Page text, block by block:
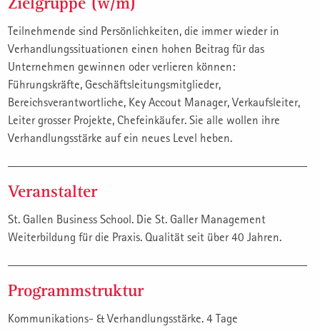
Teilnehmende sind Persönlichkeiten, die immer wieder in
Verhandlungssituationen einen hohen Beitrag für das
Unternehmen gewinnen oder verlieren können:
Führungskräfte, Geschäftsleitungsmitglieder,
Bereichsverantwortliche, Key Accout Manager, Verkaufsleiter,
Leiter grosser Projekte, Chefeinkäufer. Sie alle wollen ihre
Verhandlungsstärke auf ein neues Level heben.
Veranstalter
St. Gallen Business School. Die St. Galler Management
Weiterbildung für die Praxis. Qualität seit über 40 Jahren.
Programmstruktur
Kommunikations- & Verhandlungsstärke. 4 Tage